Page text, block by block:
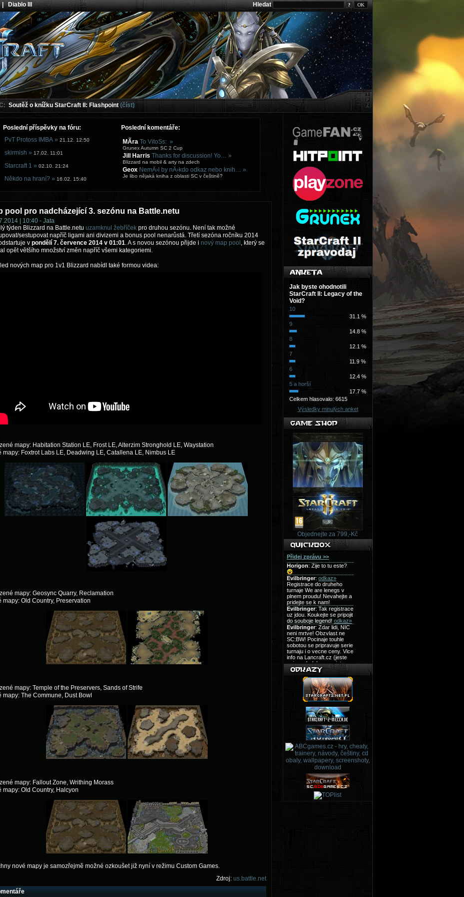
|Diablo III Hledat ?
Soutěž o knížku StarCraft II: Flashpoint (číst)
Poslední příspěvky na fóru:
Poslední komentáře:
PvT Protoss IMBA » 21.12. 12:50
skirmish » 17.02. 11:01
Starcraft 1 » 02.10. 21:24
Někdo na hraní? » 16.02. 15:40
MÃ­ra To VitoSs: »
Grunex Autumn SC 2 Cup
Jill Harris Thanks for discussion! Yo… »
Blizzard na mobil & arty na zdech
Geox NemÄ›l by nÄ›kdo odkaz nebo knih… »
Je libo nějaká kniha z oblasti SC v češtině?
pool pro nadcházející 3. sezónu na Battle.netu
| 10:40 - Jata
týden Blizzard na Battle.netu uzamknul žebříček pro druhou sezónu. Není tak možné
sestupovat napříč ligami ani divizemi a bonus pool nenarůstá. Třetí sezóna ročníku 2014
v pondělí 7. července 2014 v 01:01. A s novou sezónou přijde i nový map pool , který se
opět většího množství změn napříč všemi kategoriemi.
nových map pro 1v1 Blizzard nabídl také formou videa:
mapy: Habitation Station LE, Frost LE, Alterzim Stronghold LE, Waystation
mapy: Foxtrot Labs LE, Deadwing LE, Catallena LE, Nimbus LE
mapy: Geosync Quarry, Reclamation
mapy: Old Country, Preservation
mapy: Temple of the Preservers, Sands of Strife
mapy: The Commune, Dust Bowl
mapy: Fallout Zone, Writhing Morass
mapy: Old Country, Halcyon
nové mapy je samozřejmě možné ozkoušet již nyní v režimu Custom Games.
Zdroj: us.battle.net
Jak byste ohodnotili
StarCraft II: Legacy of the
Void?
10
31.1 %
9
14.8 %
8
12.1 %
7
11.9 %
6
12.4 %
5 a horší
17.7 %
Celkem hlasovalo: 6615
Výsledky minulých anket
Objednejte za 799,-Kč